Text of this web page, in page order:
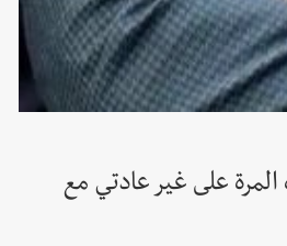
على غير عادتي مع